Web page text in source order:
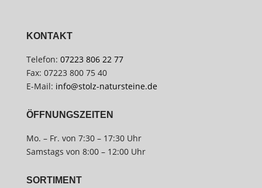
KONTAKT
Telefon: 07223 806 22 77
Fax: 07223 800 75 40
E-Mail: info@stolz-natursteine.de
ÖFFNUNGSZEITEN
Mo. – Fr. von 7:30 – 17:30 Uhr
Samstags von 8:00 – 12:00 Uhr
SORTIMENT